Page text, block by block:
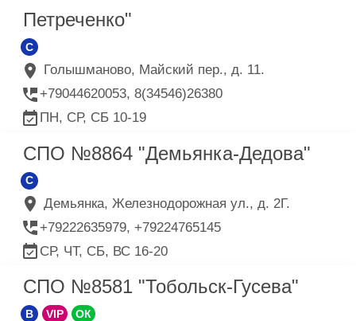
Петреченко"
C
Голышманово, Майский пер., д. 11.
+79044620053, 8(34546)26380
ПН, СР, СБ 10-19
СПО №8864 "Демьянка-Дедова"
C
Демьянка, Железнодорожная ул., д. 2Г.
+79222635979, +79224765145
СР, ЧТ, СБ, ВС 16-20
СПО №8581 "Тобольск-Гусева"
B VIP ОК